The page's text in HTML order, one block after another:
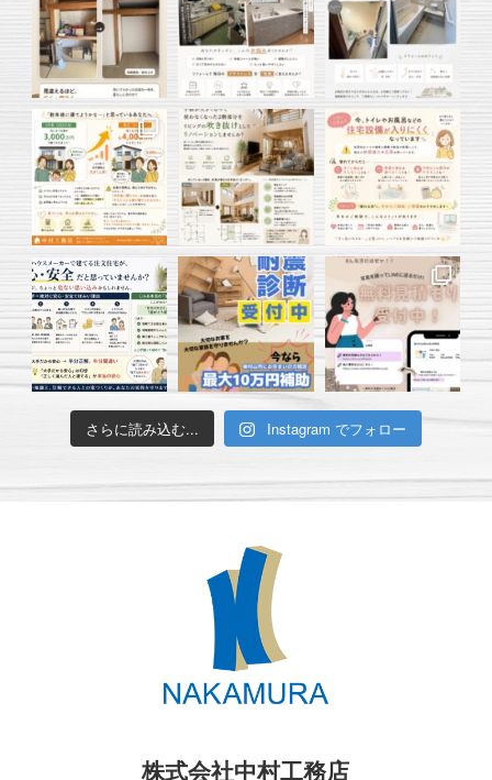
さらに読み込む... Instagram でフォロー
株式会社中村工務店